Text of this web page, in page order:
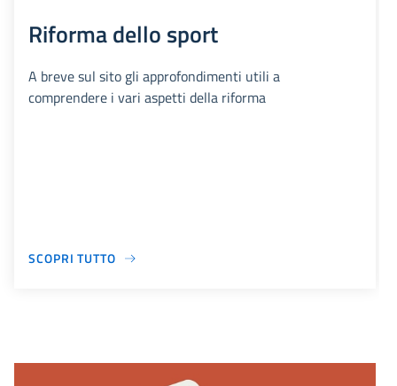
Riforma dello sport
A breve sul sito gli approfondimenti utili a
comprendere i vari aspetti della riforma
SCOPRI TUTTO